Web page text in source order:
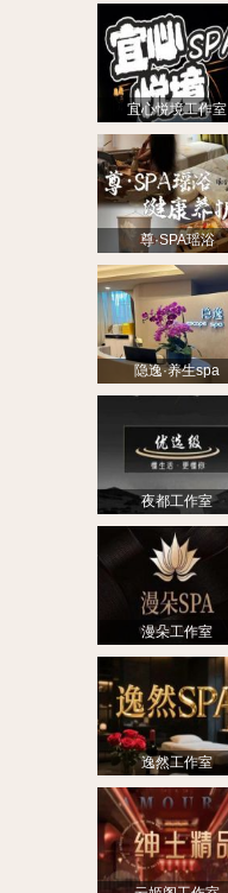
宜心悦境工作室
尊·SPA瑶浴
隐逸·养生spa
夜都工作室
漫朵工作室
逸然工作室